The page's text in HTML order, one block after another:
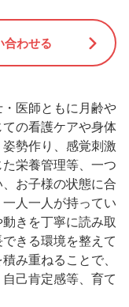
合わせる
医師ともに月齢や
の看護ケアや身体
勢作り、感覚刺激
栄養管理等、一つ
お子様の状態に合
人一人が持ってい
きを丁寧に読み取
きる環境を整えて
み重ねることで、
己肯定感等、育て